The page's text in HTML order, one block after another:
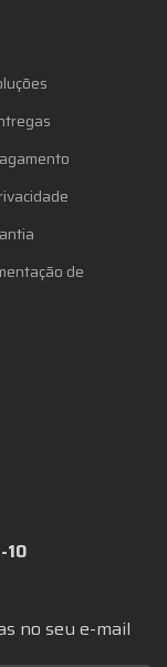
de
10
no seu e-mail